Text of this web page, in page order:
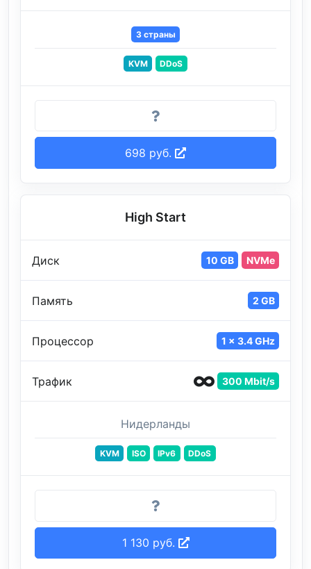
3 страны
KVM DDoS
698 руб.
High Start
Диск 10 GB NVMe
Память 2 GB
Процессор 1 x 3.4 GHz
Трафик 300 Mbit/s
Нидерланды
KVM ISO IPv6 DDoS
1 130 руб.